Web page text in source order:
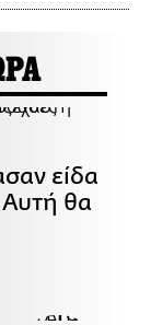
είδα
θα